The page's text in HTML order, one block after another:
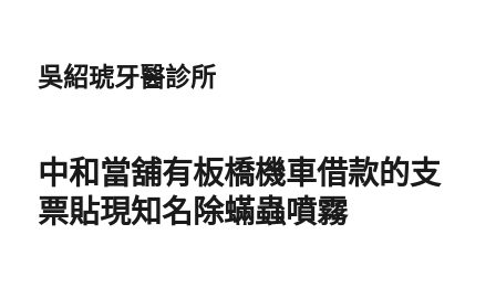
吳紹琥牙醫診所
中和當舖有板橋機車借款的支
票貼現知名除蟎蟲噴霧